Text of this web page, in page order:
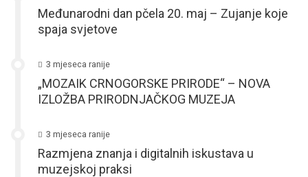
Međunarodni dan pčela 20. maj – Zujanje koje
spaja svjetove
3 mjeseca ranije
„MOZAIK CRNOGORSKE PRIRODE“ – NOVA
IZLOŽBA PRIRODNJAČKOG MUZEJA
3 mjeseca ranije
Razmjena znanja i digitalnih iskustava u
muzejskoj praksi